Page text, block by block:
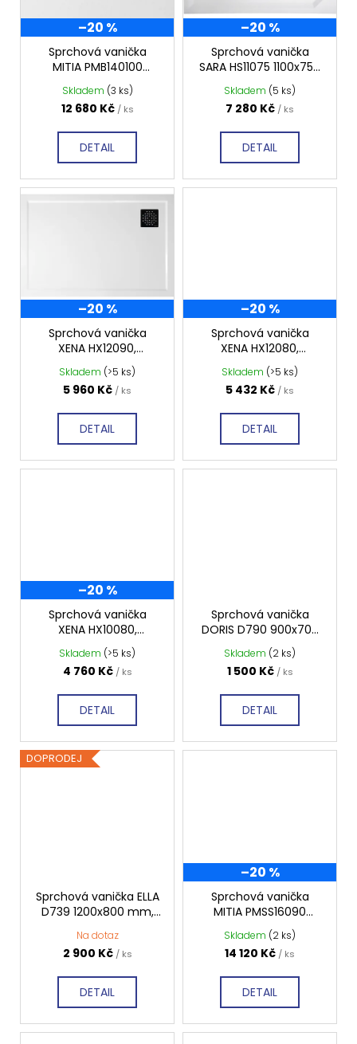
p
r –20 %
Sprchová vanička
MITIA PMB140100
1400x1000 mm, bílá
profilovaná
Skladem (3 ks)
12 680 Kč / ks
DETAIL
–20 %
Sprchová vanička
SARA HS11075 1100x750
mm, hladká
Skladem (5 ks)
7 280 Kč / ks
DETAIL
–20 %
Sprchová vanička
XENA HX12090,
obdélník 120x90 cm,
hladká
Skladem (>5 ks)
5 960 Kč / ks
DETAIL
–20 %
Sprchová vanička
XENA HX12080,
obdélník 120x80 cm,
hladká
Skladem (>5 ks)
5 432 Kč / ks
DETAIL
–20 %
Sprchová vanička
XENA HX10080,
obdélník 100x80 cm,
hladká
Skladem (>5 ks)
4 760 Kč / ks
DETAIL
Sprchová vanička
DORIS D790 900x700
mm TOP SOLID
Skladem (2 ks)
1 500 Kč / ks
DETAIL
DOPRODEJ
Sprchová vanička ELLA
D739 1200x800 mm,
Na dotaz
2 900 Kč / ks
DETAIL
–20 %
Sprchová vanička
MITIA PMSS16090
1600x900 mm, šedá
světlá profilovaná
Skladem (2 ks)
14 120 Kč / ks
DETAIL